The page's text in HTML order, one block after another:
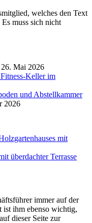
welches den Text
muss sich nicht
Mai 2026
Keller im
und Abstellkammer
2026
mit
überdachter Terrasse
immer auf der
ist ihm ebenso wichtig,
dieser Seite zur